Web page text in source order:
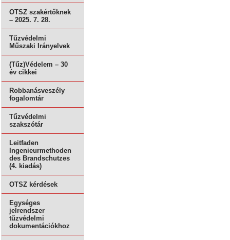
OTSZ szakértőknek
– 2025. 7. 28.
Tűzvédelmi
Műszaki Irányelvek
(Tűz)Védelem – 30
év cikkei
Robbanásveszély
fogalomtár
Tűzvédelmi
szakszótár
Leitfaden
Ingenieurmethoden
des Brandschutzes
(4. kiadás)
OTSZ kérdések
Egységes
jelrendszer
tűzvédelmi
dokumentációkhoz